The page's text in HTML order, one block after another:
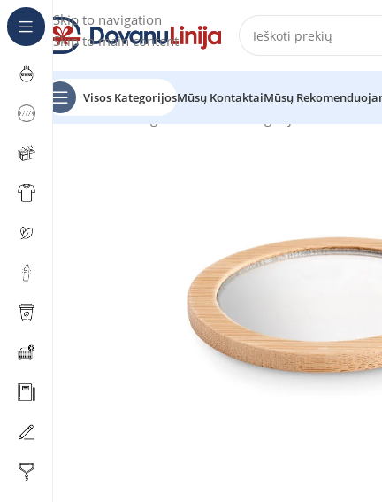
Skip to navigation
Skip to main content
Visos KategorijosMūsų KontaktaiMūsų
Pradžia Katalogas